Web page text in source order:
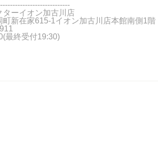
ターイオン加古川店
町新在家615-1イオン加古川店本館南側1階
最終受付19:30)